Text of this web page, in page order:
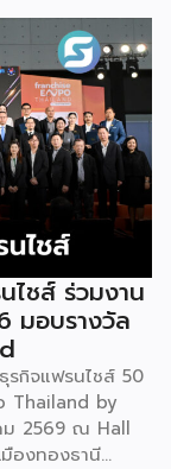
ยในภาพรวม รวม
บเยาวชนไปจนถึง
องหลังงานวิจัย
จัดแสดงในบูธ
ต้ชุดโครงการ
รแนะแนวและ
าจากงานวิจัย
ย์ ไม่ใช่แค่งาน
ธจึงเป็นผลิตภัณฑ์
ลน์ บางแบรนด์
นำผลิตภัณฑ์ไป
วิธีใช้งานจริง
แต่แปรรูปเป็น
เพื่อดึงดูดและ
นค้าจริง และหาก
มต่อเองที่บ้านได้
ชส์ ร่วมงาน
มอบรางวัล
กิจแฟรนไชส์ 50
Thailand by
ม 2569 ณ Hall
องทองธานี